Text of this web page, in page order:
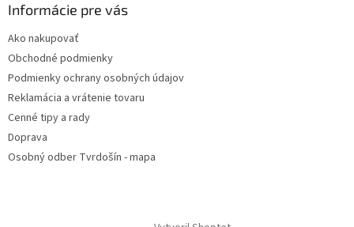
Informácie pre vás
Ako nakupovať
Obchodné podmienky
Podmienky ochrany osobných údajov
Reklamácia a vrátenie tovaru
Cenné tipy a rady
Doprava
Osobný odber Tvrdošín - mapa